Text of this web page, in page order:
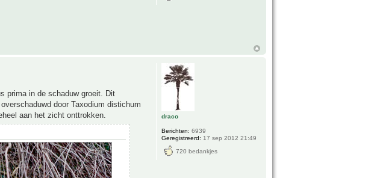
prima in de schaduw groeit. Dit
door Taxodium distichum
aan het zicht onttrokken.
draco
Berichten: 6939
Geregistreerd: 17 sep 2012 21:49
720 bedankjes